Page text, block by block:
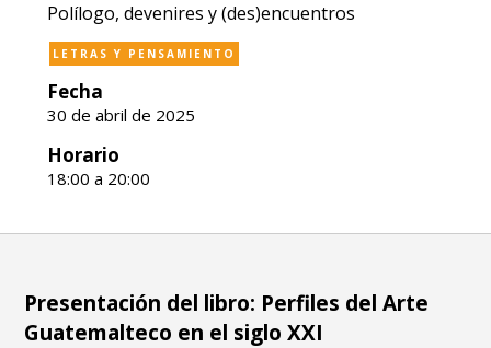
Polílogo, devenires y (des)encuentros
LETRAS Y PENSAMIENTO
Fecha
30 de abril de 2025
Horario
18:00 a 20:00
Presentación del libro: Perfiles del Arte
Guatemalteco en el siglo XXI